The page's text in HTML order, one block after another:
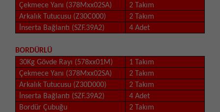
Çekmece Yanı (378Mxx02SA)
2 Takım
Arkalık Tutucusu (Z30C000)
2 Takım
İnserta Bağlantı (SZF.39A2)
4 Adet
BORDÜRLÜ
30Kg Gövde Rayı (578xx01M)
1 Takım
Çekmece Yanı (378Mxx02SA)
2 Takım
Arkalık Tutucusu (Z30D000)
2 Takım
İnserta Bağlantı (SZF.39A2)
4 Adet
Bordür Çubuğu
2 Takım